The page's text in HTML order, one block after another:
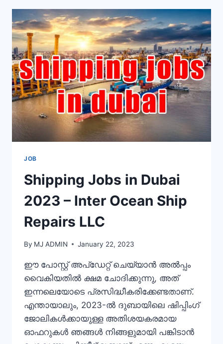
|
JOBS
FOR
UAE
&
NON-
UAE
NATIONALS
JOB
Shipping Jobs in Dubai
2023 – Inter Ocean Ship
Repairs LLC
By MJ ADMIN January 22, 2023
ഈ പോസ്റ്റ് അപ്‌ഡേറ്റ് ചെയ്യാൻ അൽപ്പം
വൈകിയതിൽ ക്ഷമ ചോദിക്കുന്നു, അത്
ഇന്നലെയോടെ പ്രസിദ്ധീകരിക്കേണ്ടതാണ്.
എന്തായാലും, 2023-ൽ ദുബായിലെ ഷിപ്പിംഗ്
ജോലികൾക്കായുള്ള അതിശയകരമായ
ഓഫറുകൾ ഞങ്ങൾ നിങ്ങളുമായി പങ്കിടാൻ